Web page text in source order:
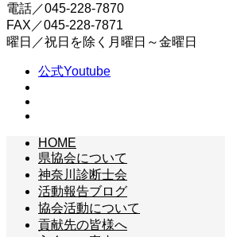
電話／045-228-7870
FAX／045-228-7871
曜日／祝日を除く月曜日～金曜日
公式Youtube
HOME
県協会について
神奈川診断士会
活動報告ブログ
協会活動について
貢献先の皆様へ